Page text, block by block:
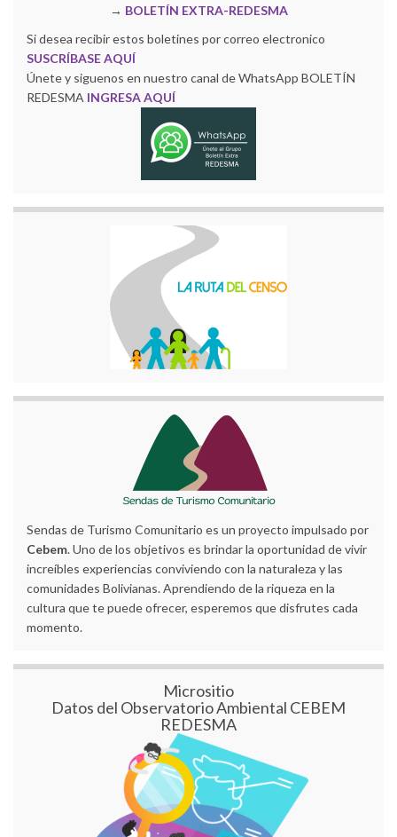
→ BOLETÍN EXTRA-REDESMA
Si desea recibir estos boletines por correo electronico
SUSCRÍBASE AQUÍ
Únete y siguenos en nuestro canal de WhatsApp BOLETÍN
REDESMA INGRESA AQUÍ
Sendas de Turismo Comunitario es un proyecto impulsado por
Cebem. Uno de los objetivos es brindar la oportunidad de vivir
increíbles experiencias conviviendo con la naturaleza y las
comunidades Bolivianas. Aprendiendo de la riqueza en la
cultura que te puede ofrecer, esperemos que disfrutes cada
momento.
Micrositio
Datos del Observatorio Ambiental CEBEM
REDESMA